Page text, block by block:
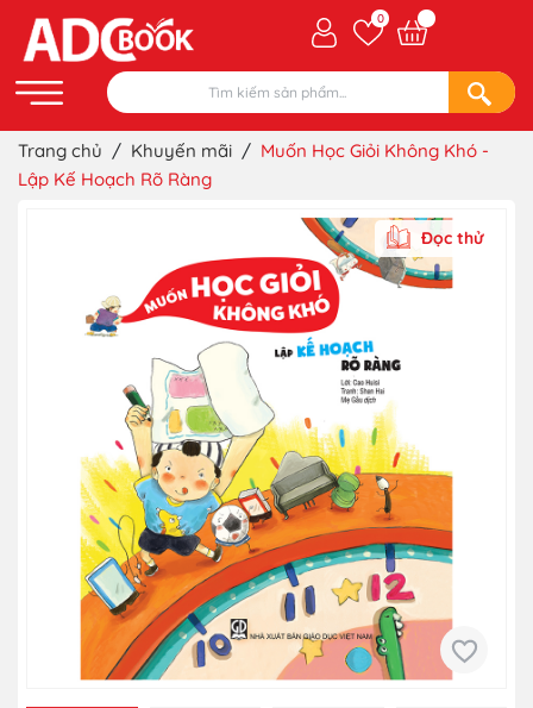
0
Trang chủ / Khuyến mãi / Muốn Học Giỏi Không Khó -
Lập Kế Hoạch Rõ Ràng
Đọc thử